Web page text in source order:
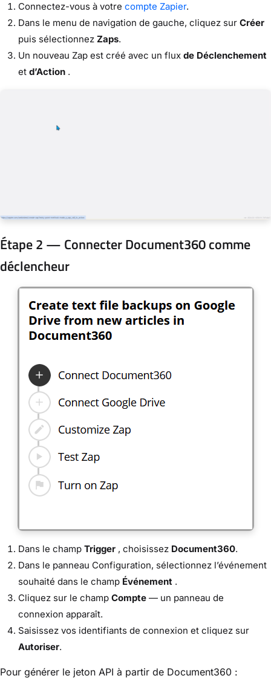
Connectez-vous à votre compte Zapier.
Dans le menu de navigation de gauche, cliquez sur Créer
puis sélectionnez Zaps.
Un nouveau Zap est créé avec un flux de Déclenchement
et d’Action .
Étape 2 — Connecter Document360 comme
déclencheur
Dans le champ Trigger , choisissez Document360.
Dans le panneau Configuration, sélectionnez l’événement
souhaité dans le champ Événement .
Cliquez sur le champ Compte — un panneau de
connexion apparaît.
Saisissez vos identifiants de connexion et cliquez sur
Autoriser.
Pour générer le jeton API à partir de Document360 :